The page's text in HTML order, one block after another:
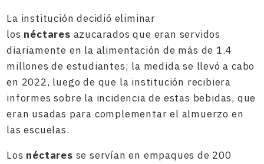
La institución decidió eliminar
los néctares azucarados que eran servidos
diariamente en la alimentación de más de 1.4
millones de estudiantes; la medida se llevó a cabo
en 2022, luego de que la institución recibiera
informes sobre la incidencia de estas bebidas, que
eran usadas para complementar el almuerzo en
las escuelas.
Los néctares se servían en empaques de 200